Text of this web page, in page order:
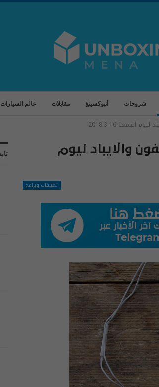
شروحات أنبوكسينغ مقابلات عالم السيارات
الجمعة 16-3-2018
والايباد ليوم
تطبيقات وبرامج